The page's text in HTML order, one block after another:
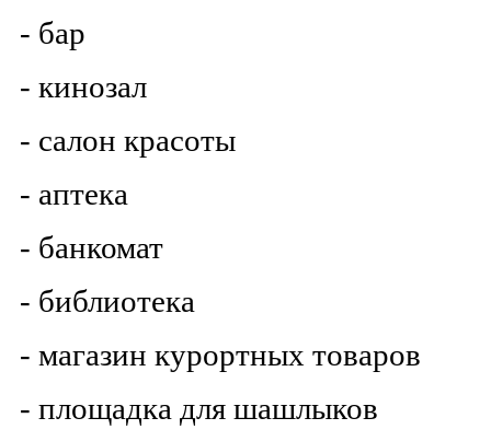
- бар
- кинозал
- салон красоты
- аптека
- банкомат
- библиотека
- магазин курортных товаров
- площадка для шашлыков